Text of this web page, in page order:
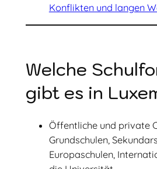
Konflikten und langen
Welche
gibt es in
Öffentliche und private
Grundschulen,
Europaschulen,